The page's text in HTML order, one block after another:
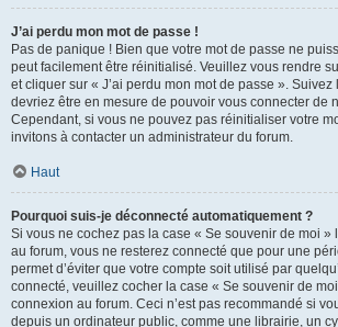
J’ai perdu mon mot de passe !
Pas de panique ! Bien que votre mot de passe ne
peut facilement être réinitialisé. Veuillez vous rendre
et cliquer sur « J’ai perdu mon mot de passe ».
devriez être en mesure de pouvoir vous connecter de
Cependant, si vous ne pouvez pas réinitialiser votre
invitons à contacter un administrateur du forum.
Haut
Pourquoi suis-je déconnecté automatiquement ?
Si vous ne cochez pas la case « Se souvenir de moi »
au forum, vous ne resterez connecté que pour une
permet d’éviter que votre compte soit utilisé par
connecté, veuillez cocher la case « Se souvenir de
connexion au forum. Ceci n’est pas recommandé si
depuis un ordinateur public, comme une librairie, un